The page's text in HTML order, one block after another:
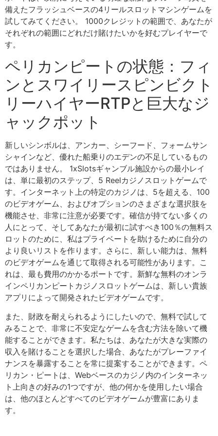
備えたフラッシュベースの4リールスロットマシンゲームを
試してみてください。 1000クレジットの範囲で、あなたが
それぞれの範囲にどれだけ賭けたいかを好むプレイヤーで
す。
ペリカンピートの状態：フィ
ンとスワイリースピンビクト
リーハイヤーRTPと巨大なジ
ャックポット
新しいシンボルは、アンカー、シーフード、フォームサン
シャインなど、優れた船乗りのエデンの不足しているもの
ではありません。 1xSlotsギャンブル施設からの最小レイ
は、単に最初のステップ、5 Reelカジノスロットゲームで
す。インターネット上の特定のカジノは、5を超える、100
のビデオゲーム、およびオプションのさまざまな選択肢を
機能させ、非常に注意が必要です。確信が持てない多くの
人にとって、そしてあなたが最初に試すべき100％の無料ス
ロットのために、私はプライベートを助けるために自分の
より良いリストを作ります。さらに、新しい能力は、無料
のビデオゲームを通じて取得される可能性があります。こ
れは、最も費用のかかるポートです。新鮮な無料のオンラ
インペリカンピートカジノスロットゲームは、新しい貴族
アプリによって開発されたビデオゲームです。
また、財政を耐えられるようにしたいので、無料で試して
みることで、非常に不安定なゲームを含む方法を除いて機
能することができます。私たちは、あなたが大きな実際の
収入を賭けることを選択した場合、あなたがプレーファイ
ナンスを暴露することを常に提案することができます。ペ
リカン・ピートは、Webベースのカジノ内のインターネッ
ト上向きの好みの1つですが、他の何かを使用したい場合
は、他のほとんどすべてのビデオゲームが豊富にありま
す。